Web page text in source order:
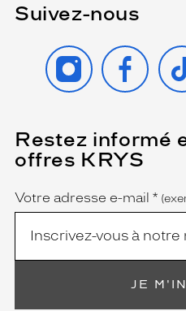
Suivez-nous
INSTAGRAM
Restez informé
offres KRYS
Name
Votre adresse e-mail *
(Ce
champ
est
obligatoire)
JE